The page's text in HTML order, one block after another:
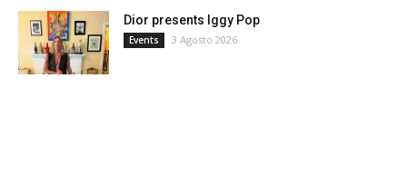
Dior presents Iggy Pop
Events 3 Agosto 2026